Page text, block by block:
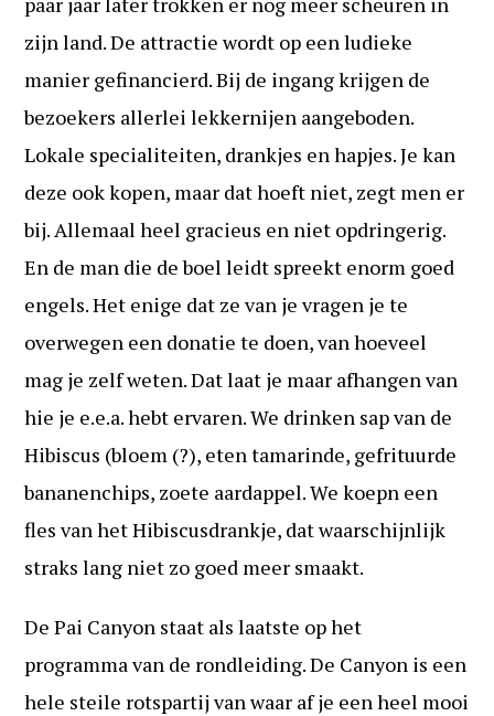
zijn land. De attractie wordt op een ludieke
manier gefinancierd. Bij de ingang krijgen de
bezoekers allerlei lekkernijen aangeboden.
Lokale specialiteiten, drankjes en hapjes. Je kan
deze ook kopen, maar dat hoeft niet, zegt men er
bij. Allemaal heel gracieus en niet opdringerig.
En de man die de boel leidt spreekt enorm goed
engels. Het enige dat ze van je vragen je te
overwegen een donatie te doen, van hoeveel
mag je zelf weten. Dat laat je maar afhangen van
hie je e.e.a. hebt ervaren. We drinken sap van de
Hibiscus (bloem (?), eten tamarinde, gefrituurde
bananenchips, zoete aardappel. We koepn een
fles van het Hibiscusdrankje, dat waarschijnlijk
straks lang niet zo goed meer smaakt.
De Pai Canyon staat als laatste op het
programma van de rondleiding. De Canyon is een
hele steile rotspartij van waar af je een heel mooi